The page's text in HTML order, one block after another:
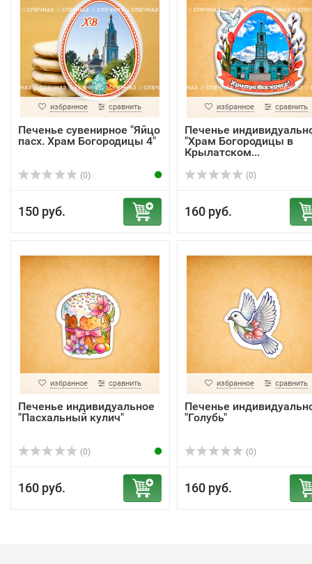
избранное сравнить
Печенье сувенирное "Яйцо
пасх. Храм Богородицы 4"
(0)
150 руб.
избранное сравнить
Печенье
"Храм Богородицы в
Крылатском...
(0)
160 руб.
избранное сравнить
Печенье индивидуальное
"Пасхальный кулич"
(0)
160 руб.
избранное сравнить
Печенье
"Голубь"
(0)
160 руб.